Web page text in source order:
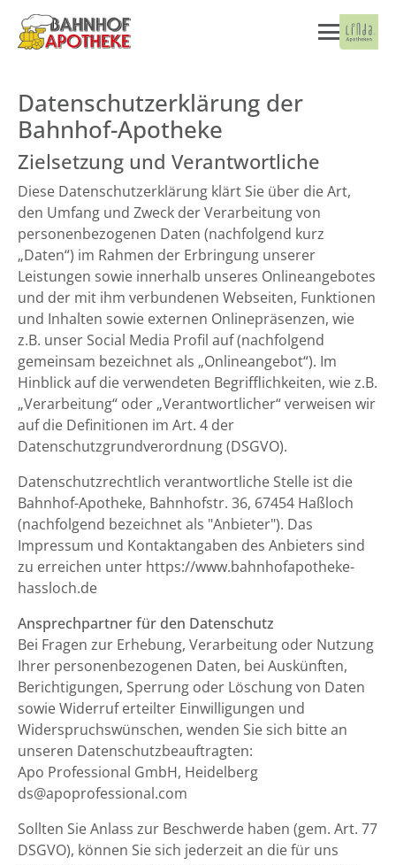
Datenschutzerklärung der
Bahnhof-Apotheke
Zielsetzung und Verantwortliche
Diese Datenschutzerklärung klärt Sie über die Art,
den Umfang und Zweck der Verarbeitung von
personenbezogenen Daten (nachfolgend kurz
„Daten“) im Rahmen der Erbringung unserer
Leistungen sowie innerhalb unseres Onlineangebotes
und der mit ihm verbundenen Webseiten, Funktionen
und Inhalten sowie externen Onlinepräsenzen, wie
z.B. unser Social Media Profil auf (nachfolgend
gemeinsam bezeichnet als „Onlineangebot“). Im
Hinblick auf die verwendeten Begrifflichkeiten, wie z.B.
„Verarbeitung“ oder „Verantwortlicher“ verweisen wir
auf die Definitionen im Art. 4 der
Datenschutzgrundverordnung (DSGVO).
Datenschutzrechtlich verantwortliche Stelle ist die
Bahnhof-Apotheke, Bahnhofstr. 36, 67454 Haßloch
(nachfolgend bezeichnet als "Anbieter"). Das
Impressum und Kontaktangaben des Anbieters sind
zu erreichen unter https://www.bahnhofapotheke-
hassloch.de
Ansprechpartner für den Datenschutz
Bei Fragen zur Erhebung, Verarbeitung oder Nutzung
Ihrer personenbezogenen Daten, bei Auskünften,
Berichtigungen, Sperrung oder Löschung von Daten
sowie Widerruf erteilter Einwilligungen und
Widerspruchswünschen, wenden Sie sich bitte an
unseren Datenschutzbeauftragten:
Apo Professional GmbH, Heidelberg
ds@apoprofessional.com
Sollten Sie Anlass zur Beschwerde haben (gem. Art. 77
DSGVO), können Sie sich jederzeit an die für uns